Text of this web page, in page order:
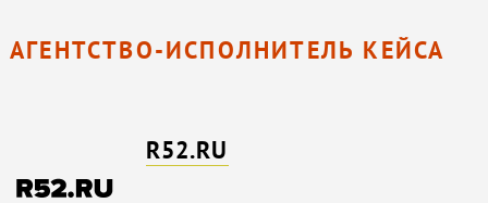
АГЕНТСТВО-ИСПОЛНИТЕЛЬ КЕЙСА
R52.RU